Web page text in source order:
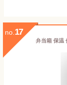
no. 17